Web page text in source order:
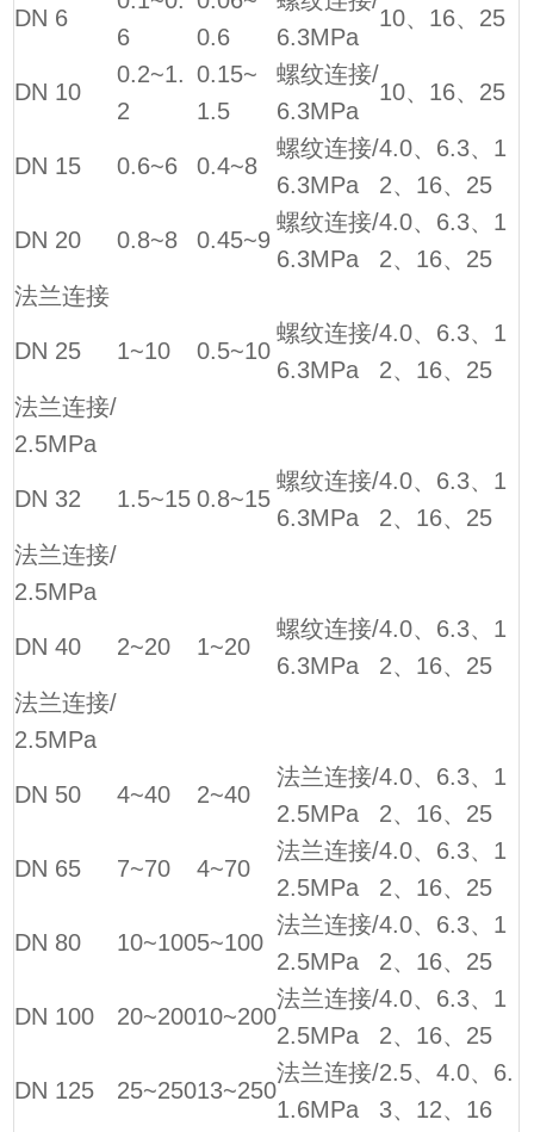
DN 6
6
0.6
6.3MPa
10、16、25
DN 10
0.2~1.
2
0.15~
1.5
螺纹连接/
6.3MPa
10、16、25
DN 15 0.6~6 0.4~8
螺纹连接/
6.3MPa
4.0、6.3、1
2、16、25
DN 20 0.8~8 0.45~9
螺纹连接/
6.3MPa
4.0、6.3、1
2、16、25
法兰连接
DN 25 1~10 0.5~10
螺纹连接/
6.3MPa
4.0、6.3、1
2、16、25
法兰连接/
2.5MPa
DN 32 1.5~15 0.8~15
螺纹连接/
6.3MPa
4.0、6.3、1
2、16、25
法兰连接/
2.5MPa
DN 40 2~20 1~20
螺纹连接/
6.3MPa
4.0、6.3、1
2、16、25
法兰连接/
2.5MPa
DN 50 4~40 2~40
法兰连接/
2.5MPa
4.0、6.3、1
2、16、25
DN 65 7~70 4~70
法兰连接/
2.5MPa
4.0、6.3、1
2、16、25
DN 80 10~1005~100
法兰连接/
2.5MPa
4.0、6.3、1
2、16、25
DN 100 20~20010~200
法兰连接/
2.5MPa
4.0、6.3、1
2、16、25
DN 125 25~25013~250
法兰连接/
1.6MPa
2.5、4.0、6.
3、12、16